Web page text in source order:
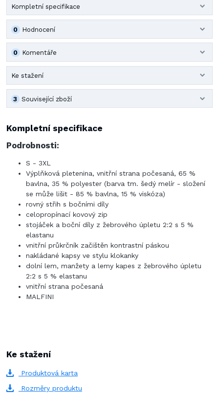
Kompletní specifikace
Hodnocení
0
Komentáře
0
Ke stažení
Související zboží
3
Kompletní specifikace
Podrobnosti:
S - 3XL
Výplňková pletenina, vnitřní strana počesaná, 65 %
bavlna, 35 % polyester (barva tm. šedý melír - složení
se může lišit - 85 % bavlna, 15 % viskóza)
rovný střih s bočními díly
celopropínací kovový zip
stojáček a boční díly z žebrového úpletu 2:2 s 5 %
elastanu
vnitřní průkrčník začištěn kontrastní páskou
nakládané kapsy ve stylu klokanky
dolní lem, manžety a lemy kapes z žebrového úpletu
2:2 s 5 % elastanu
vnitřní strana počesaná
MALFINI
Ke stažení
Produktová karta
Rozměry produktu